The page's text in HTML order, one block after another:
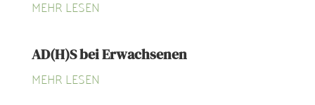
MEHR LESEN
AD(H)S bei Erwachsenen
MEHR LESEN